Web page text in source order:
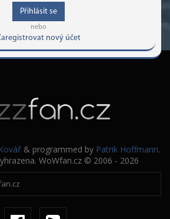
Přihlásit se
nebo
nový účet
& programmed by Patrik Hoffmann.
WoWfan.cz © 2006 - 2026